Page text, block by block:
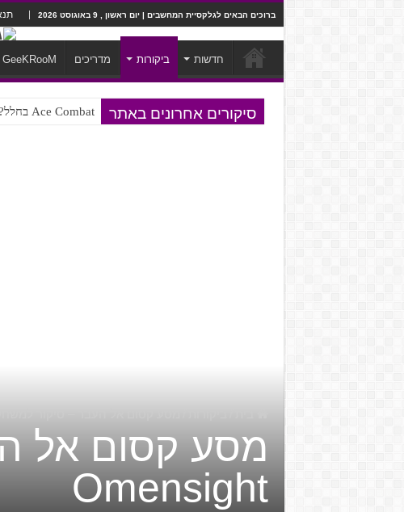
ברוכים הבאים לגלקסיית המחשבים | יום ראשון , 9 באוגוסט 2026
חדשות ביקורות מדריכים GeeKRooM
סיקורים אחרונים באתר Ace Combat בחלל? לא, יותר מזה. ביקורת המשחק Chorus
Steven Universe והשירים שתורגמו בצורה נוראית לעברית
מסע קסום אל
Omensight